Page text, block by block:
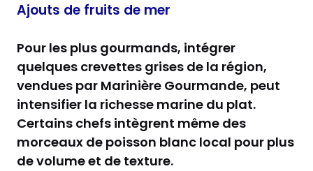
Ajouts de fruits de mer
Pour les plus gourmands, intégrer
quelques crevettes grises de la région,
vendues par Marinière Gourmande, peut
intensifier la richesse marine du plat.
Certains chefs intègrent même des
morceaux de poisson blanc local pour plus
de volume et de texture.